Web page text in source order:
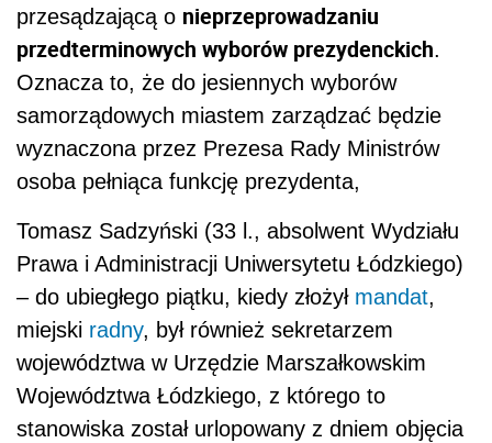
przesądzającą o nieprzeprowadzaniu
przedterminowych wyborów prezydenckich.
Oznacza to, że do jesiennych wyborów
samorządowych miastem zarządzać będzie
wyznaczona przez Prezesa Rady Ministrów
osoba pełniąca funkcję prezydenta,
Tomasz Sadzyński (33 l., absolwent Wydziału
Prawa i Administracji Uniwersytetu Łódzkiego)
– do ubiegłego piątku, kiedy złożył mandat,
miejski radny, był również sekretarzem
województwa w Urzędzie Marszałkowskim
Województwa Łódzkiego, z którego to
stanowiska został urlopowany z dniem objęcia